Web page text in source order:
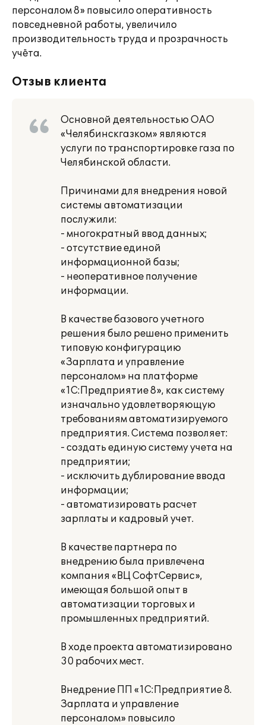
персоналом 8» повысило оперативность
повседневной работы, увеличило
производительность труда и прозрачность
учёта.
Отзыв клиента
Основной деятельностью ОАО
«Челябинскгазком» являются
услуги по транспортировке газа по
Челябинской области.
Причинами для внедрения новой
системы автоматизации
послужили:
- многократный ввод данных;
- отсутствие единой
информационной базы;
- неоперативное получение
информации.
В качестве базового учетного
решения было решено применить
типовую конфигурацию
«Зарплата и управление
персоналом» на платформе
«1С:Предприятие 8», как систему
изначально удовлетворяющую
требованиям автоматизируемого
предприятия. Система позволяет:
- создать единую систему учета на
предприятии;
- исключить дублирование ввода
информации;
- автоматизировать расчет
зарплаты и кадровый учет.
В качестве партнера по
внедрению была привлечена
компания «ВЦ СофтСервис»,
имеющая большой опыт в
автоматизации торговых и
промышленных предприятий.
В ходе проекта автоматизировано
30 рабочих мест.
Внедрение ПП «1С:Предприятие 8.
Зарплата и управление
персоналом» повысило